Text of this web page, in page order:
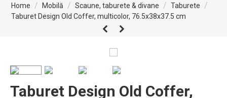
Home / Mobilă / Scaune, taburete & divane / Taburete /
Taburet Design Old Coffer, multicolor, 76.5x38x37.5 cm
Taburet Design Old Coffer,